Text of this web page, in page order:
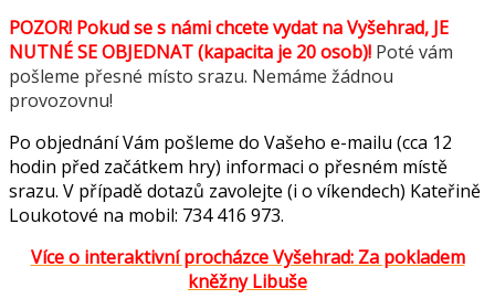
POZOR! Pokud se s námi chcete vydat na Vyšehrad, JE
NUTNÉ SE OBJEDNAT (kapacita je 20 osob)! Poté vám
pošleme přesné místo srazu. Nemáme žádnou
provozovnu!
Po objednání Vám pošleme do Vašeho e-mailu (cca 12
hodin před začátkem hry) informaci o přesném místě
srazu. V případě dotazů zavolejte (i o víkendech) Kateřině
Loukotové na mobil: 734 416 973.
Více o interaktivní procházce Vyšehrad: Za pokladem
kněžny Libuše